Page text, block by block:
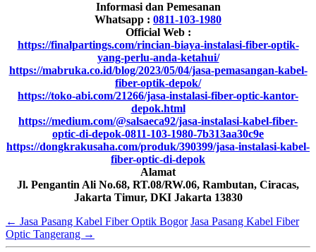
Informasi dan Pemesanan
Whatsapp : 0811-103-1980
Official Web :
https://finalpartings.com/rincian-biaya-instalasi-fiber-optik-
yang-perlu-anda-ketahui/
https://mabruka.co.id/blog/2023/05/04/jasa-pemasangan-kabel-
fiber-optik-depok/
https://toko-abi.com/21266/jasa-instalasi-fiber-optic-kantor-
depok.html
https://medium.com/@salsaeca92/jasa-instalasi-kabel-fiber-
optic-di-depok-0811-103-1980-7b313aa30c9e
https://dongkrakusaha.com/produk/390399/jasa-instalasi-kabel-
fiber-optic-di-depok
Alamat
Jl. Pengantin Ali No.68, RT.08/RW.06, Rambutan, Ciracas,
Jakarta Timur, DKI Jakarta 13830
← Jasa Pasang Kabel Fiber Optik Bogor Jasa Pasang Kabel Fiber
Optic Tangerang →